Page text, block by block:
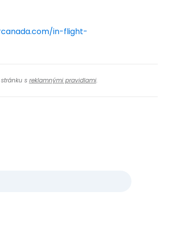
in-flight-
s reklamnými pravidlami.